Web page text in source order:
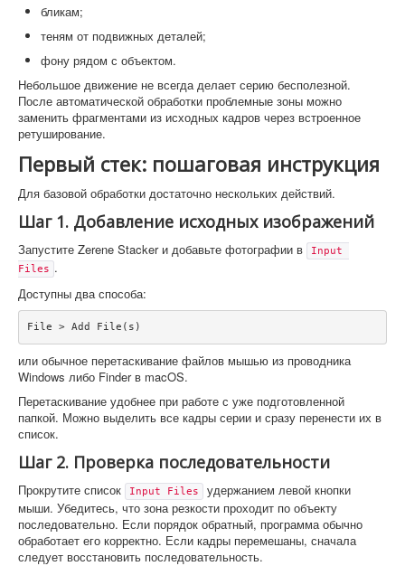
бликам;
теням от подвижных деталей;
фону рядом с объектом.
Небольшое движение не всегда делает серию бесполезной.
После автоматической обработки проблемные зоны можно
заменить фрагментами из исходных кадров через встроенное
ретуширование.
Первый стек: пошаговая инструкция
Для базовой обработки достаточно нескольких действий.
Шаг 1. Добавление исходных изображений
Запустите Zerene Stacker и добавьте фотографии в
Input
Files .
Доступны два способа:
File > Add File(s)
или обычное перетаскивание файлов мышью из проводника
Windows либо Finder в macOS.
Перетаскивание удобнее при работе с уже подготовленной
папкой. Можно выделить все кадры серии и сразу перенести их в
список.
Шаг 2. Проверка последовательности
Прокрутите список Input Files
удержанием левой кнопки
мыши. Убедитесь, что зона резкости проходит по объекту
последовательно. Если порядок обратный, программа обычно
обработает его корректно. Если кадры перемешаны, сначала
следует восстановить последовательность.